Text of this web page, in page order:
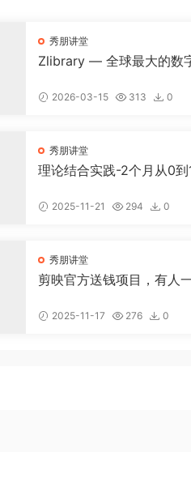
秀朋讲堂
Zlibrary — 全球最大的数
载！2026-03-15 313 0
秀朋讲堂
理论结合实践-2个月从0到
2025-11-21 294 0
秀朋讲堂
剪映官方送钱项目，有人
2025-11-17 276 0